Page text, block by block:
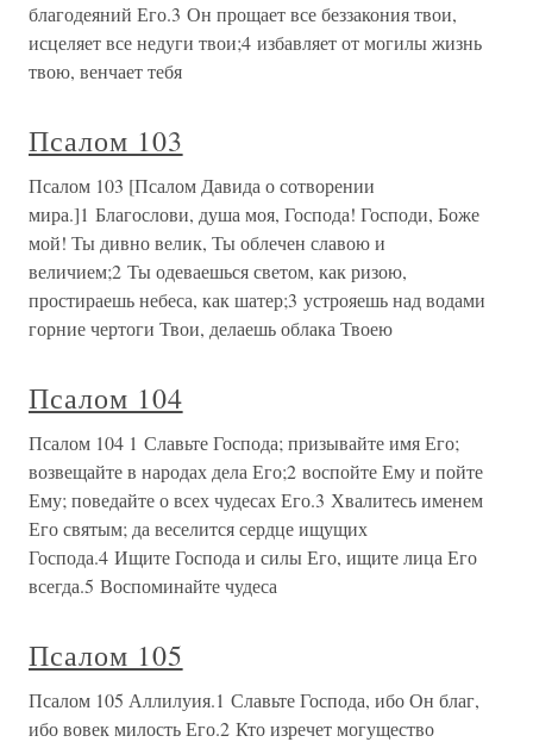
благодеяний Его.3 Он прощает все беззакония твои,
исцеляет все недуги твои;4 избавляет от могилы жизнь
твою, венчает тебя
Псалом 103
Псалом 103 [Псалом Давида о сотворении
мира.]1 Благослови, душа моя, Господа! Господи, Боже
мой! Ты дивно велик, Ты облечен славою и
величием;2 Ты одеваешься светом, как ризою,
простираешь небеса, как шатер;3 устрояешь над водами
горние чертоги Твои, делаешь облака Твоею
Псалом 104
Псалом 104 1 Славьте Господа; призывайте имя Его;
возвещайте в народах дела Его;2 воспойте Ему и пойте
Ему; поведайте о всех чудесах Его.3 Хвалитесь именем
Его святым; да веселится сердце ищущих
Господа.4 Ищите Господа и силы Его, ищите лица Его
всегда.5 Воспоминайте чудеса
Псалом 105
Псалом 105 Аллилуия.1 Славьте Господа, ибо Он благ,
ибо вовек милость Его.2 Кто изречет могущество